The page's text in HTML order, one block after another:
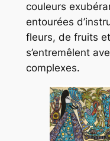
couleurs
entourées
fleurs, de fruits
s’entremêlent
complexes.